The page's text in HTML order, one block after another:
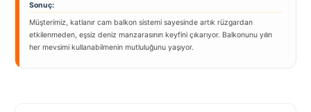
Sonuç:
Müşterimiz, katlanır cam balkon sistemi sayesinde artık rüzgardan
etkilenmeden, eşsiz deniz manzarasının keyfini çıkarıyor. Balkonunu yılın
her mevsimi kullanabilmenin mutluluğunu yaşıyor.